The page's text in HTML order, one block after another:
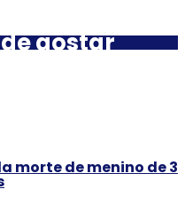
gostar
morte de menino de 3